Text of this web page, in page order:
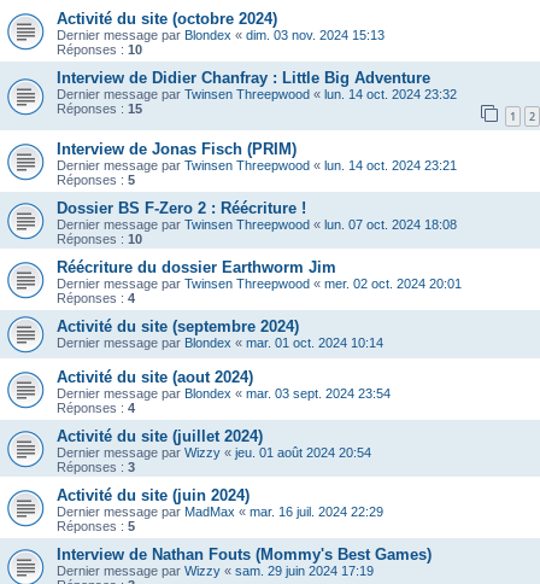
Activité du site (octobre 2024)
Dernier message par Blondex « dim. 03 nov. 2024 15:13
Réponses : 10
Interview de Didier Chanfray : Little Big Adventure
Dernier message par Twinsen Threepwood « lun. 14 oct. 2024 23:32
Réponses : 15 1 2
Interview de Jonas Fisch (PRIM)
Dernier message par Twinsen Threepwood « lun. 14 oct. 2024 23:21
Réponses : 5
Dossier BS F-Zero 2 : Réécriture !
Dernier message par Twinsen Threepwood « lun. 07 oct. 2024 18:08
Réponses : 10
Réécriture du dossier Earthworm Jim
Dernier message par Twinsen Threepwood « mer. 02 oct. 2024 20:01
Réponses : 4
Activité du site (septembre 2024)
Dernier message par Blondex « mar. 01 oct. 2024 10:14
Activité du site (aout 2024)
Dernier message par Blondex « mar. 03 sept. 2024 23:54
Réponses : 4
Activité du site (juillet 2024)
Dernier message par Wizzy « jeu. 01 août 2024 20:54
Réponses : 3
Activité du site (juin 2024)
Dernier message par MadMax « mar. 16 juil. 2024 22:29
Réponses : 5
Interview de Nathan Fouts (Mommy's Best Games)
Dernier message par Wizzy « sam. 29 juin 2024 17:19